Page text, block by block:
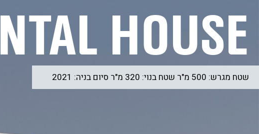
House
שטח מגרש: 500 מ"ר שטח בנוי: 320 מ"ר סיום בניה: 2021